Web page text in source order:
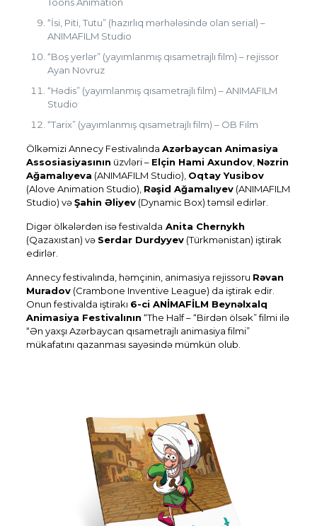
“İsi, Piti, Tutu” (hazırlıq mərhələsində olan serial) –
ANIMAFILM Studio
“Boş yerlər” (yayımlanmış qısametrajlı film) – rejissor
Ayan Novruz
“Hədis” (yayımlanmış qısametrajlı film) – ANIMAFILM
Studio
“Tarix” (yayımlanmış qısametrajlı film) – OB Film
Ölkəmizi Annecy Festivalında Azərbaycan Animasiya
Assosiasiyasının üzvləri – Elçin Hami Axundov, Nəzrin
Ağamalıyeva (ANIMAFILM Studio), Oqtay Yusibov
(Alove Animation Studio), Rəşid Ağamalıyev(ANIMAFILM
Studio) vəŞahin Əliyev(Dynamic Box) təmsil edirlər.
Digər ölkələrdən isə festivalda Anita Chernykh
(Qazaxıstan) və Serdar Durdyyev(Türkmənistan) iştirak
edirlər.
Annecy festivalında, həmçinin, animasiya rejissoru Rəvan
Muradov(Crambone Inventive League) da iştirak edir.
Onun festivalda iştirakı 6-ci ANİMAFİLM Beynəlxalq
Animasiya Festivalının “The Half – “Birdən ölsək” filmi ilə
“Ən yaxşı Azərbaycan qısametrajlı animasiya filmi”
mükafatını qazanması sayəsində mümkün olub.